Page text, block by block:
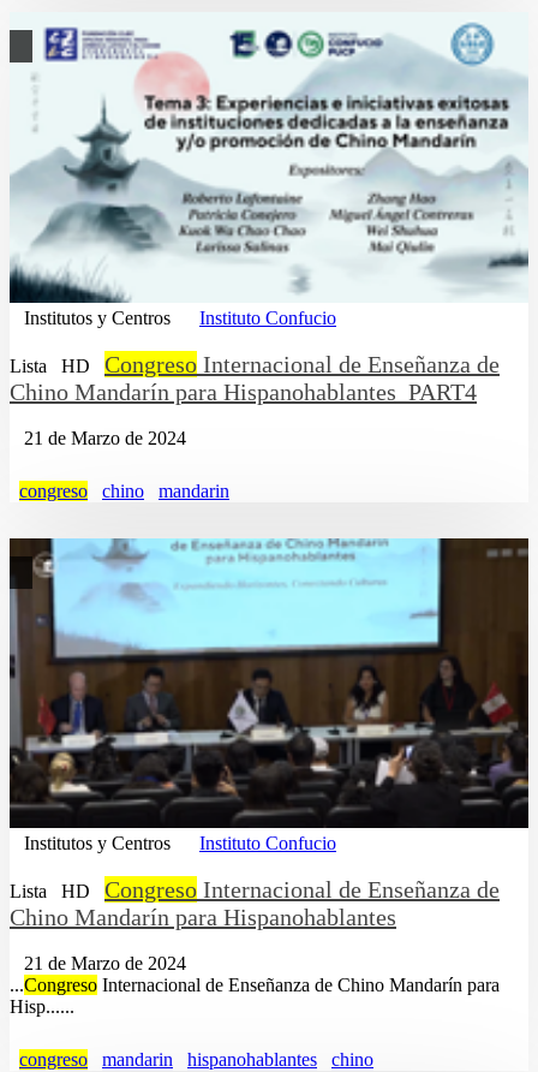
Institutos y Centros Instituto Confucio
Lista HD Congreso Internacional de Enseñanza de
Chino Mandarín para Hispanohablantes_PART4
21 de Marzo de 2024
congreso chino mandarin
Institutos y Centros Instituto Confucio
Lista HD Congreso Internacional de Enseñanza de
Chino Mandarín para Hispanohablantes
21 de Marzo de 2024
...Congreso Internacional de Enseñanza de Chino Mandarín para
Hisp......
congreso mandarin hispanohablantes chino